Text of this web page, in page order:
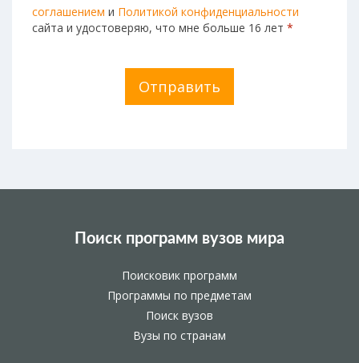
соглашением и Политикой конфиденциальности
сайта и удостоверяю, что мне больше 16 лет *
Отправить
Поиск программ вузов мира
Поисковик программ
Программы по предметам
Поиск вузов
Вузы по странам